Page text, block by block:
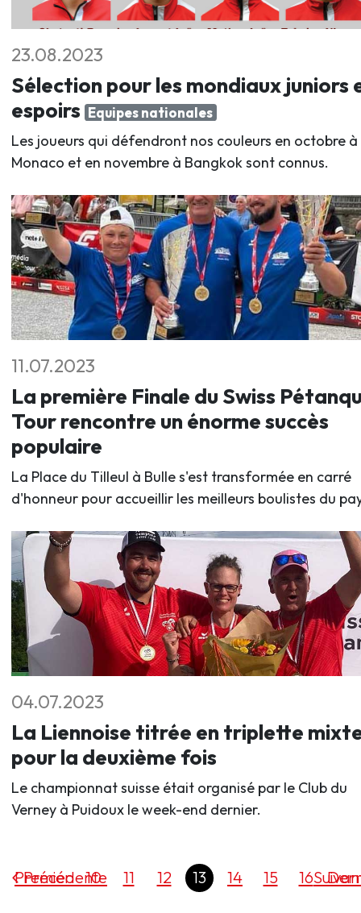
23.08.2023
Sélection pour les mondiaux juniors
espoirs Equipes nationales
Les joueurs qui défendront nos couleurs en octobre à
Monaco et en novembre à Bangkok sont connus.
11.07.2023
La première Finale du Swiss
Tour rencontre un énorme succès
populaire
La Place du Tilleul à Bulle s'est transformée en carré
d'honneur pour accueillir les meilleurs boulistes du
04.07.2023
La Liennoise titrée en triplette
pour la deuxième fois
Le championnat suisse était organisé par le Club du
Verney à Puidoux le week-end dernier.
Précédente
Premier 10 11 12 13 14 15 16